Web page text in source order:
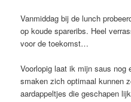
Vanmiddag bij de lunch
op koude spareribs. Heel
voor de toekomst…
Voorlopig laat ik mijn saus nog
smaken zich optimaal kunnen
aardappeltjes die geschapen